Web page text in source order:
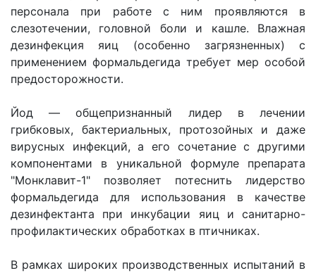
персонала при работе с ним проявляются в
слезотечении, головной боли и кашле. Влажная
дезинфекция яиц (особенно загрязненных) с
применением формальдегида требует мер особой
предосторожности.
Йод — общепризнанный лидер в лечении
грибковых, бактериальных, протозойных и даже
вирусных инфекций, а его сочетание с другими
компонентами в уникальной формуле препарата
"Монклавит-1" позволяет потеснить лидерство
формальдегида для использования в качестве
дезинфектанта при инкубации яиц и санитарно-
профилактических обработках в птичниках.
В рамках широких производственных испытаний в